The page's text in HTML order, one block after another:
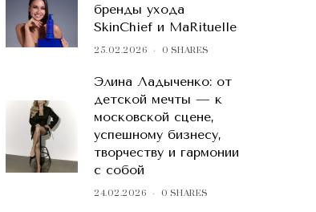
бренды ухода
SkinChief и MaRituelle
25.02.2026 0 SHARES
Элина Ладыченко: от
детской мечты — к
московской сцене,
успешному бизнесу,
творчеству и гармонии
с собой
24.02.2026 0 SHARES